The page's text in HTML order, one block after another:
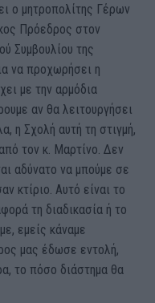
ο μητροπολίτης Γέρων
Πρόεδρος στον
Συμβουλίου της
να προχωρήσει η
με την αρμόδια
αν θα λειτουργήσει
η Σχολή αυτή τη στιγμή,
τον κ. Μαρτίνο. Δεν
αδύνατο να μπούμε σε
κτίριο. Αυτό είναι το
τη διαδικασία ή το
εμείς κάναμε
μας έδωσε εντολή,
το πόσο διάστημα θα